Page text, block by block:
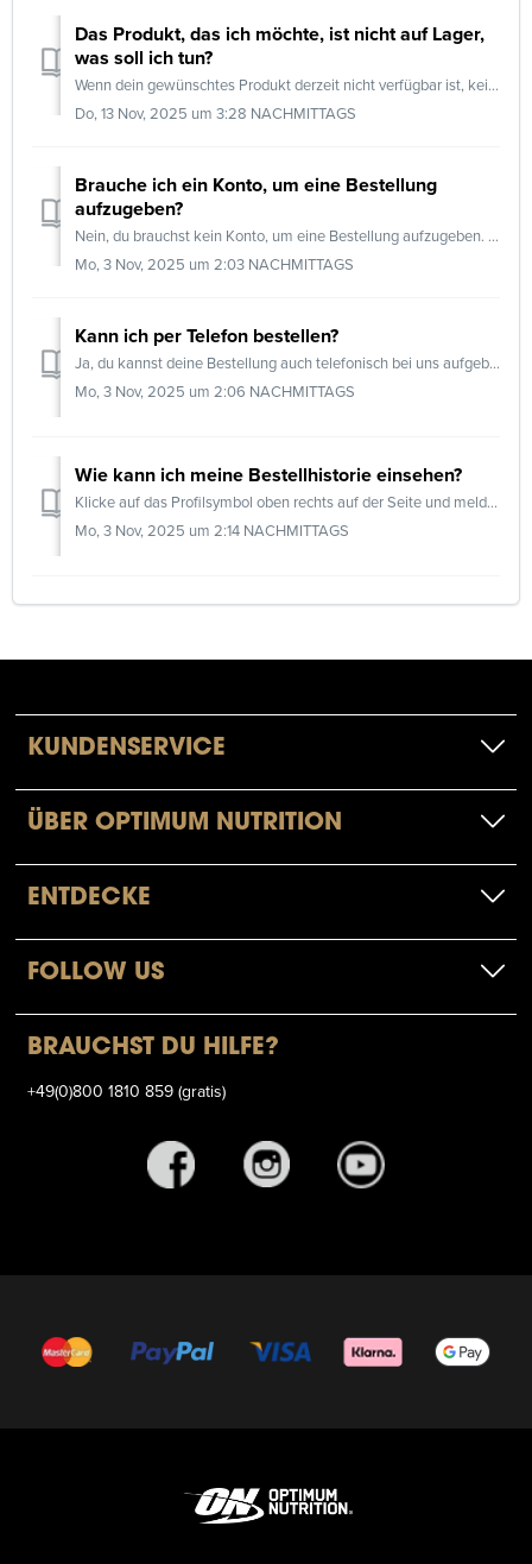
Das Produkt, das ich möchte, ist nicht auf Lager,
was soll ich tun?
Wenn dein gewünschtes Produkt derzeit nicht verfügbar ist, keine Sorge – wir helfen dir gerne weiter. Unser Kundenservice-Team kann: das voraussichtlich...
Do, 13 Nov, 2025 um 3:28 NACHMITTAGS
Brauche ich ein Konto, um eine Bestellung
aufzugeben?
Nein, du brauchst kein Konto, um eine Bestellung aufzugeben. An der Kasse hast du zwei Optionen: Anmelden: Du kannst dich mit deiner E-Mail-Adresse und e...
Mo, 3 Nov, 2025 um 2:03 NACHMITTAGS
Kann ich per Telefon bestellen?
Ja, du kannst deine Bestellung auch telefonisch bei uns aufgeben. Unser Team hilft dir gerne dabei, die richtigen Produkte auszuwählen und legt die Bestellu...
Mo, 3 Nov, 2025 um 2:06 NACHMITTAGS
Wie kann ich meine Bestellhistorie einsehen?
Klicke auf das Profilsymbol oben rechts auf der Seite und melde dich an, um deine Bestellhistorie in deinem Profil einzusehen. Bitte beachte, dass nur Best...
Mo, 3 Nov, 2025 um 2:14 NACHMITTAGS
KUNDENSERVICE
ÜBER OPTIMUM NUTRITION
ENTDECKE
FOLLOW US
BRAUCHST DU HILFE?
+49(0)800 1810 859 (gratis)